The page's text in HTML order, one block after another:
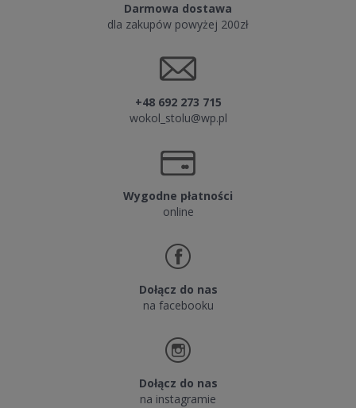
Darmowa dostawa
dla zakupów powyżej 200zł
+48 692 273 715
wokol_stolu@wp.pl
Wygodne płatności
online
Dołącz do nas
na facebooku
Dołącz do nas
na instagramie